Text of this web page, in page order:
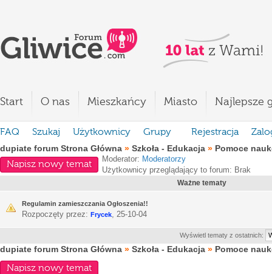
Start O nas Mieszkańcy Miasto Najlepsze
FAQ Szukaj Użytkownicy Grupy Rejestracja
dupiate forum Strona Główna » Szkoła - Edukacja » Pomoce
Napisz nowy temat
Moderator: Moderatorzy
Użytkownicy przeglądający to forum: Brak
Ważne tematy
Regulamin zamieszczania Ogłoszenia!!
Rozpoczęty przez: Frycek, 25-10-04
Wyświetl tematy z ostatnich:
dupiate forum Strona Główna » Szkoła - Edukacja » Pomoce
Napisz nowy temat